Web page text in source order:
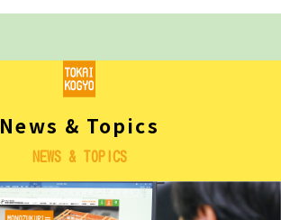
News & Topics
NEWS & TOPICS